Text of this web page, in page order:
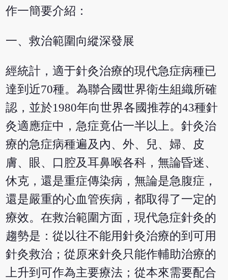
作一簡要介紹：
一、救治範圍向縱深發展
經統計，適于針灸治療的現代急症病種已
達到近70種。為聯合國世界衛生組織所確
認，並於1980年向世界各國推荐的43種針
灸適應症中，急症竟佔一半以上。針灸治
療的急症病種遍及內、外、兒、婦、皮
膚、眼、口腔及耳鼻喉各科，無論昏迷、
休克，還是重症傳染病，無論是急腹症，
還是嚴重的心血管疾病，都取得了一定的
療效。在救治範圍方面，現代急症針灸的
趨勢是：從以往不能用針灸治療的到可用
針灸救治；從原來針灸只能作輔助治療的
上升到可作為主要療法；從本來需要配合